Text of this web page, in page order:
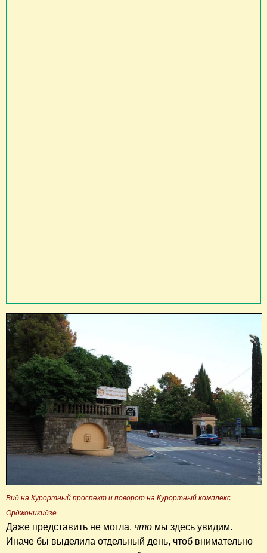
Вид на Курортный проспект и поворот на Курортный комплекс
Орджоникидзе
Даже представить не могла, что мы здесь увидим.
Иначе бы выделила отдельный день, чтоб внимательно